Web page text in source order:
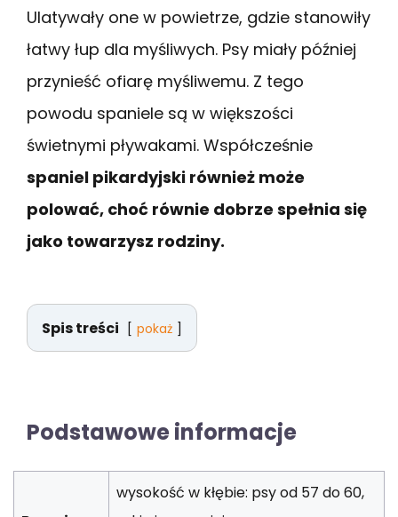
Ulatywały one w powietrze, gdzie stanowiły
łatwy łup dla myśliwych. Psy miały później
przynieść ofiarę myśliwemu. Z tego
powodu spaniele są w większości
świetnymi pływakami. Współcześnie
spaniel pikardyjski również może
polować, choć równie dobrze spełnia się
jako towarzysz rodziny.
Spis treści pokaż
Podstawowe informacje
wysokość w kłębie: psy od 57 do 60,